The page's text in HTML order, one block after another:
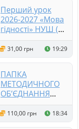
Перший урок
2026-2027 «Мова
гідності» НУШ (1-
11 клас)
Презентація (2) 1-
4 та 5-11 класи), +
матеріал
31,00 грн 19:29
ПАПКА
МЕТОДИЧНОГО
ОБ’ЄДНАННЯ
ВЧИТЕЛІВ
СУСПІЛЬНО-
ГУМАНІТАРНОГО
110,00 грн 18:34